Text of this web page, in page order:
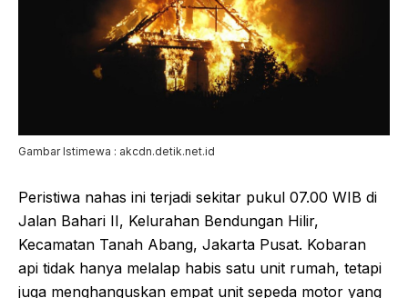
Gambar Istimewa : akcdn.detik.net.id
Peristiwa nahas ini terjadi sekitar pukul 07.00 WIB di
Jalan Bahari II, Kelurahan Bendungan Hilir,
Kecamatan Tanah Abang, Jakarta Pusat. Kobaran
api tidak hanya melalap habis satu unit rumah, tetapi
juga menghanguskan empat unit sepeda motor yang